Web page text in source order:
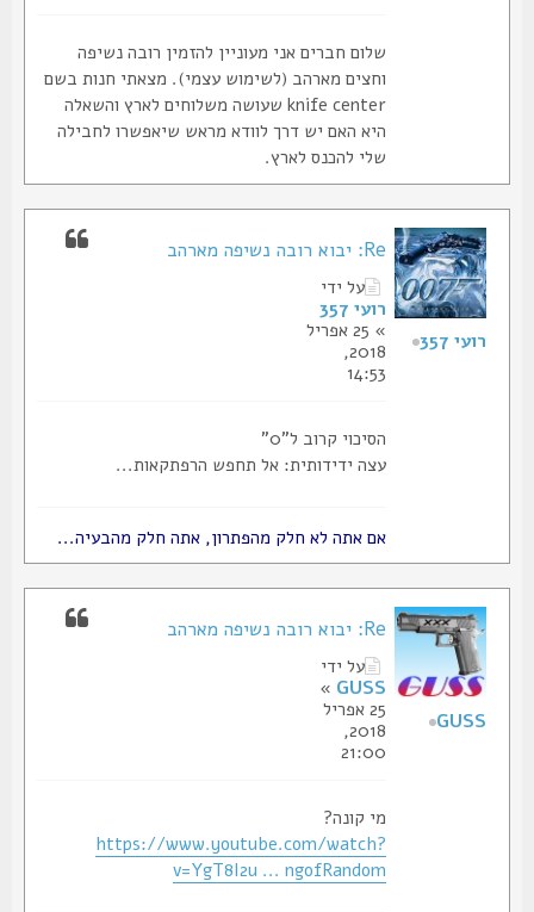
שלום חברים אני מעוניין להזמין רובה נשיפה
וחצים מארהב (לשימוש עצמי). מצאתי חנות בשם
knife center שעושה משלוחים לארץ והשאלה
היא האם יש דרך לוודא מראש שיאפשרו לחבילה
שלי להכנס לארץ.
Re: יבוא רובה נשיפה מארהב
על ידי
רועי 357
» 25 אפריל
2018,
14:53
הסיכוי קרוב ל"0"
עצה ידידותית: אל תחפש הרפתקאות...
אם אתה לא חלק מהפתרון, אתה חלק מהבעיה...
Re: יבוא רובה נשיפה מארהב
על ידי
GUSS
»
25 אפריל
2018,
21:00
מי קונה?
https://www.youtube.com/watch?
v=YgT8I2u ... ngofRandom
GUSS